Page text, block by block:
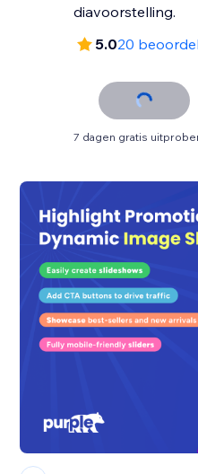
diavoorstelling.
5.020
7 dagen gratis